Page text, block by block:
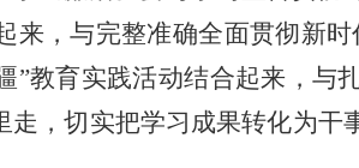
来，与完整准确全面贯彻新
”教育实践活动结合起来，与
，切实把学习成果转化为干